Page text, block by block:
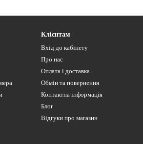
Клієнтам
Вхід до кабінету
Про нас
Оплата і доставка
Обмін та повернення
Контактна інформація
Блог
Відгуки про магазин